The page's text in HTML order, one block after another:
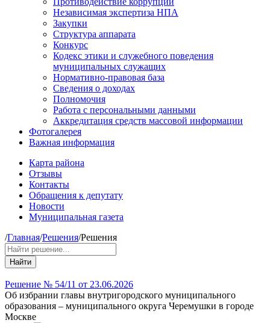
Независимая экспертиза НПА
Закупки
Структура аппарата
Конкурс
Кодекс этики и служебного поведения
муниципальных служащих
Нормативно-правовая база
Сведения о доходах
Полномочия
Работа с персональными данными
Аккредитация средств массовой информации
Фотогалерея
Важная информация
Карта района
Отзывы
Контакты
Обращения к депутату
Новости
Муниципальная газета
/Главная/Решения/Решения
Найти
Решение № 54/11 от 23.06.2026
Об избрании главы внутригородского муниципального
образования – муниципального округа Черемушки в городе
Москве